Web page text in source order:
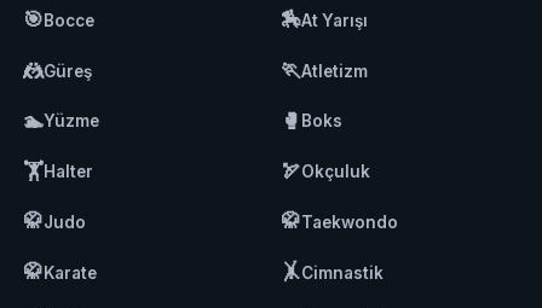
🎯Bocce 🏇At Yarışı
🤼Güreş 🏃Atletizm
🏊Yüzme 🥊 Boks
🏋️Halter 🏹Okçuluk
🥋Judo 🥋Taekwondo
🥋Karate 🤸Cimnastik